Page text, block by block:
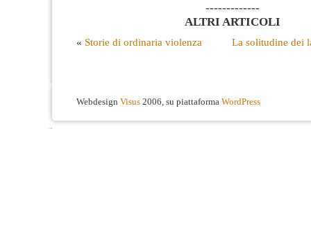
-------------
ALTRI ARTICOLI
« Storie di ordinaria violenza La solitudine dei
Webdesign Visus 2006, su piattaforma WordPress